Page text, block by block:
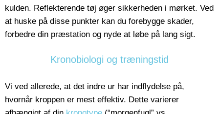
kulden. Reflekterende tøj øger sikkerheden i mørket. Ved
at huske på disse punkter kan du forebygge skader,
forbedre din præstation og nyde at løbe på lang sigt.
Kronobiologi og træningstid
Vi ved allerede, at det indre ur har indflydelse på,
hvornår kroppen er mest effektiv. Dette varierer